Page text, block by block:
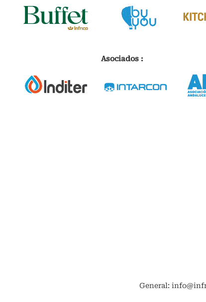
Asociados :
General: